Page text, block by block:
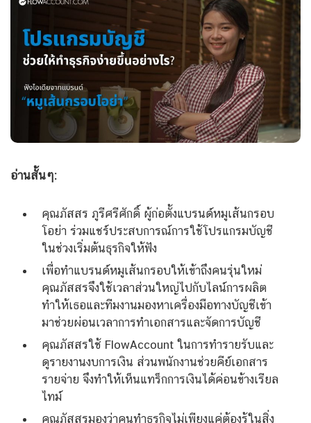
อ่านสั้นๆ:
คุณภัสสร ภูรีศรีศักดิ์ ผู้ก่อตั้งแบรนด์หมูเส้นกรอบ
โอย่า ร่วมแชร์ประสบการณ์การใช้โปรแกรมบัญชี
ในช่วงเริ่มต้นธุรกิจให้ฟัง
เพื่อทำแบรนด์หมูเส้นกรอบให้เข้าถึงคนรุ่นใหม่
คุณภัสสรจึงใช้เวลาส่วนใหญ่ไปกับไลน์การผลิต
ทำให้เธอและทีมงานมองหาเครื่องมือทางบัญชีเข้า
มาช่วยผ่อนเวลาการทำเอกสารและจัดการบัญชี
คุณภัสสรใช้ FlowAccount ในการทำรายรับและ
ดูรายงานงบการเงิน ส่วนพนักงานช่วยคีย์เอกสาร
รายจ่าย จึงทำให้เห็นแทร็กการเงินได้ค่อนข้างเรียล
ไทม์
คุณภัสสรมองว่าคนทำธุรกิจไม่เพียงแค่ต้องรู้ในสิ่ง